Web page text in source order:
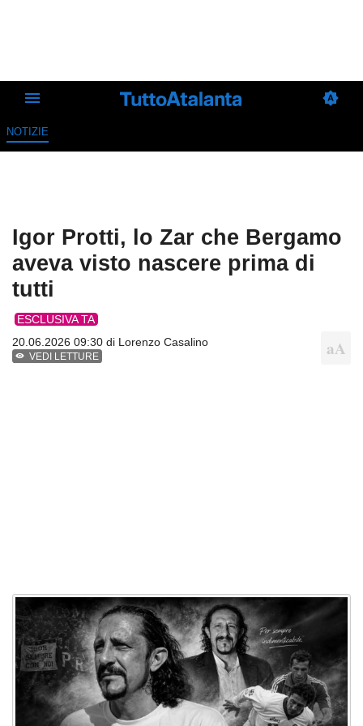
NOTIZIE
Igor Protti, lo Zar che Bergamo
aveva visto nascere prima di
tutti
ESCLUSIVA TA
20.06.2026 09:30 di Lorenzo Casalino
VEDI LETTURE